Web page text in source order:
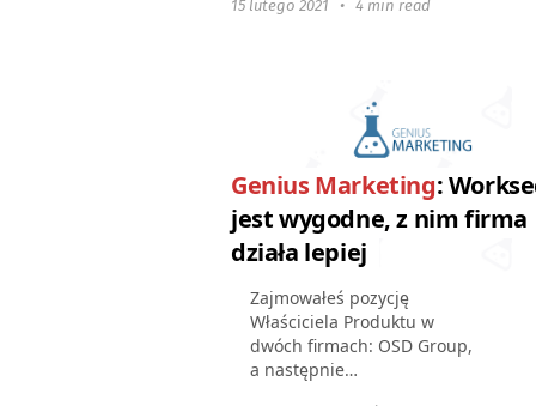
substytutu mleka matki i
15 lutego 2021 • 4 min read
Genius Marketing:
jest wygodne, z nim firma
działa lepiej
Zajmowałeś pozycję
Właściciela Produktu w
dwóch firmach: OSD Group,
a następnie